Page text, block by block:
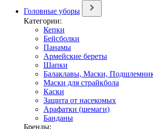
Головные уборы
Категории:
Кепки
Бейсболки
Панамы
Армейские береты
Шапки
Балаклавы, Маски,
Маски для страйкбола
Каски
Защита от насекомых
Арафатки (шемаги)
Банданы
Бренды: